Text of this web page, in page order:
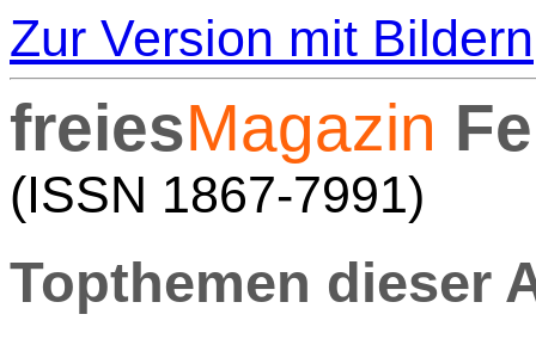
Zur Version mit Bildern
freiesMagazin
(ISSN 1867-7991)
Topthemen dieser